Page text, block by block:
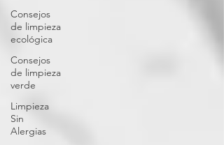
Consejos
de limpieza
ecológica
Consejos
de limpieza
verde
Limpieza
Sin
Alergias